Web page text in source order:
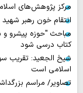
مرکز پژوهش‌های
انتقام خون رهبر
مباحث "حوزه پیشرو و
کتاب درسی شود
شیخ الجعید: تقریب
اسلامی است
تصاویر/ مراسم